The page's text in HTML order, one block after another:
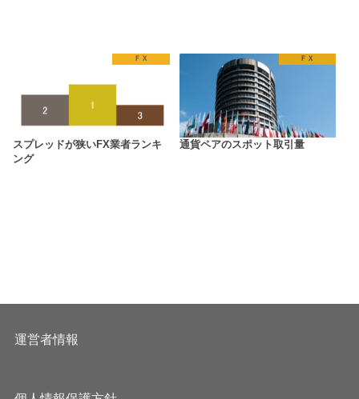
ＦＸ
スプレッドが狭いFX業者ランキ
ング
ＦＸ
通貨ペアのスポット取引量
運営者情報